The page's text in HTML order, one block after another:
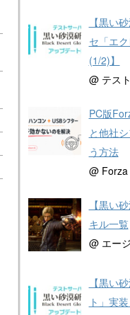
【黒い
セ「エ
(1/2)】
@ テス
PC版
と他社
う方法
@
【黒い
キル一覧
@ エー
【黒い
ト」実